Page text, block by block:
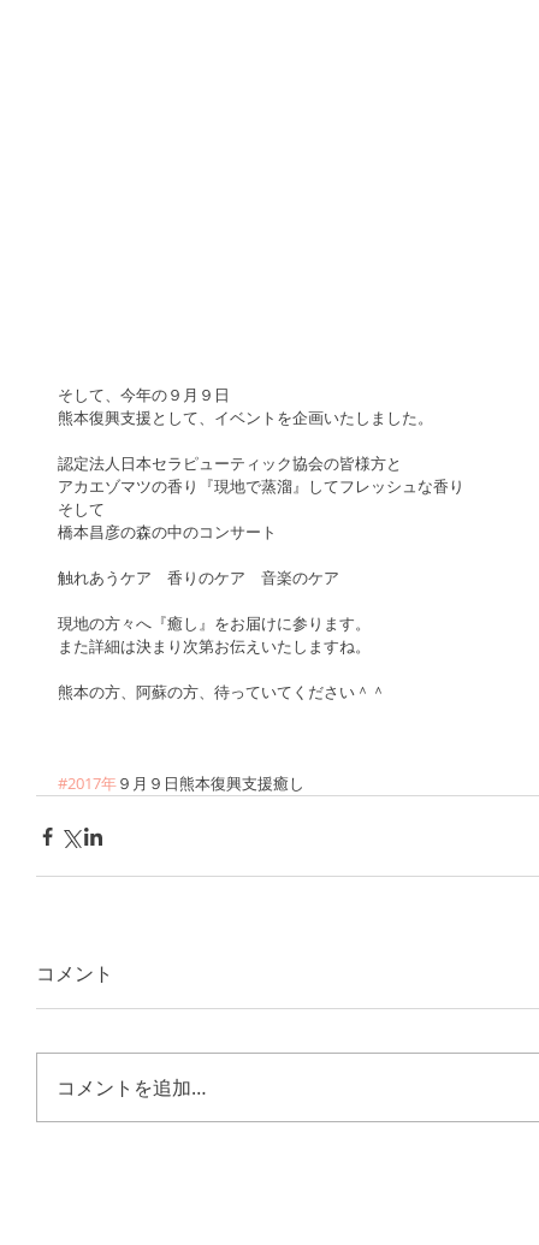
そして、今年の９月９日
熊本復興支援として、イベントを企画いたしました。
認定法人日本セラピューティック協会の皆様方と
アカエゾマツの香り『現地で蒸溜』してフレッシュな香り
そして
橋本昌彦の森の中のコンサート
触れあうケア　香りのケア　音楽のケア
現地の方々へ『癒し』をお届けに参ります。
また詳細は決まり次第お伝えいたしますね。
熊本の方、阿蘇の方、待っていてください＾＾
#2017年９月９日熊本復興支援癒し
コメント
コメントを追加…